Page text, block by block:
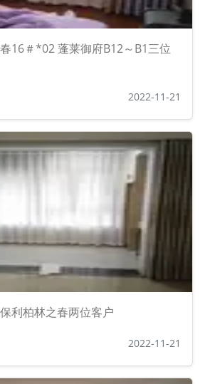
16＃*02 蓬莱御府B12～B1三位
2022-11-21
利柏林之春两位客户
2022-11-21